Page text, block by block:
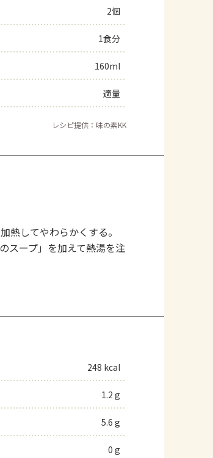
2個
1食分
160ml
適量
レシピ提供：味の素KK
熱してやわらかくする。
スープ」を加えて熱湯を注
248 kcal
1.2 g
5.6 g
0 g